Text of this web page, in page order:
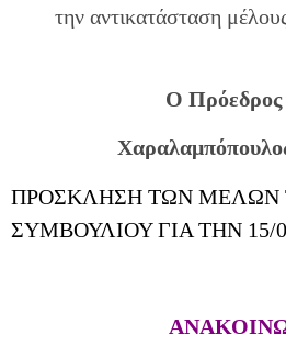
την αντικατάσταση
Ο Πρόεδρος
ΠΡΟΣΚΛΗΣΗ ΤΩΝ ΜΕΛΩΝ
ΣΥΜΒΟΥΛΙΟΥ ΓΙΑ ΤΗΝ 15/